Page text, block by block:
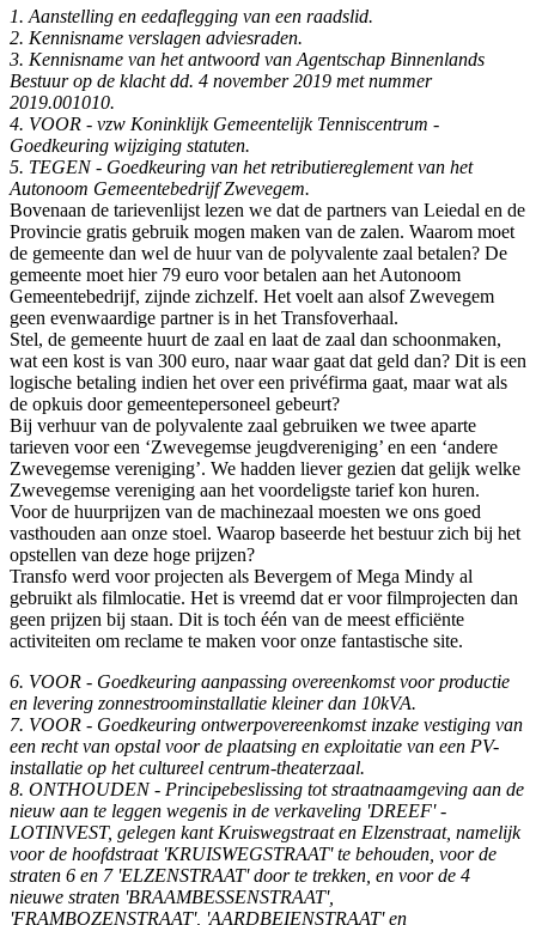
1. Aanstelling en eedaflegging van een raadslid.
2. Kennisname verslagen adviesraden.
3. Kennisname van het antwoord van Agentschap Binnenlands
Bestuur op de klacht dd. 4 november 2019 met nummer
2019.001010.
4. VOOR - vzw Koninklijk Gemeentelijk Tenniscentrum -
Goedkeuring wijziging statuten.
5. TEGEN - Goedkeuring van het retributiereglement van het
Autonoom Gemeentebedrijf Zwevegem.
Bovenaan de tarievenlijst lezen we dat de partners van Leiedal en de
Provincie gratis gebruik mogen maken van de zalen. Waarom moet
de gemeente dan wel de huur van de polyvalente zaal betalen? De
gemeente moet hier 79 euro voor betalen aan het Autonoom
Gemeentebedrijf, zijnde zichzelf. Het voelt aan alsof Zwevegem
geen evenwaardige partner is in het Transfoverhaal.
Stel, de gemeente huurt de zaal en laat de zaal dan schoonmaken,
wat een kost is van 300 euro, naar waar gaat dat geld dan? Dit is een
logische betaling indien het over een privéfirma gaat, maar wat als
de opkuis door gemeentepersoneel gebeurt?
Bij verhuur van de polyvalente zaal gebruiken we twee aparte
tarieven voor een ‘Zwevegemse jeugdvereniging’ en een ‘andere
Zwevegemse vereniging’. We hadden liever gezien dat gelijk welke
Zwevegemse vereniging aan het voordeligste tarief kon huren.
Voor de huurprijzen van de machinezaal moesten we ons goed
vasthouden aan onze stoel. Waarop baseerde het bestuur zich bij het
opstellen van deze hoge prijzen?
Transfo werd voor projecten als Bevergem of Mega Mindy al
gebruikt als filmlocatie. Het is vreemd dat er voor filmprojecten dan
geen prijzen bij staan. Dit is toch één van de meest efficiënte
activiteiten om reclame te maken voor onze fantastische site.
6. VOOR - Goedkeuring aanpassing overeenkomst voor productie
en levering zonnestroominstallatie kleiner dan 10kVA.
7. VOOR - Goedkeuring ontwerpovereenkomst inzake vestiging van
een recht van opstal voor de plaatsing en exploitatie van een PV-
installatie op het cultureel centrum-theaterzaal.
8. ONTHOUDEN - Principebeslissing tot straatnaamgeving aan de
nieuw aan te leggen wegenis in de verkaveling 'DREEF' -
LOTINVEST, gelegen kant Kruiswegstraat en Elzenstraat, namelijk
voor de hoofdstraat 'KRUISWEGSTRAAT' te behouden, voor de
straten 6 en 7 'ELZENSTRAAT' door te trekken, en voor de 4
nieuwe straten 'BRAAMBESSENSTRAAT',
'FRAMBOZENSTRAAT', 'AARDBEIENSTRAAT' en